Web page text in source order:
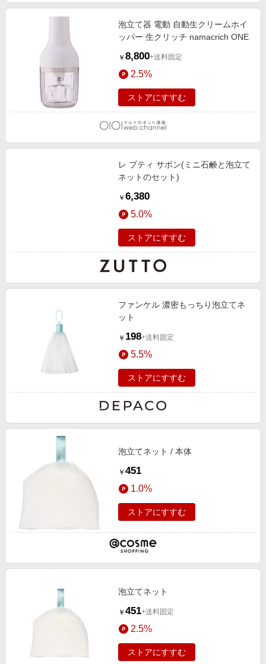
泡立て器 電動 自動生クリームホイ
ッパー 生クリッチ namacrich ONE
￥ 8,800+送料固定
2.5%
ストアにすすむ
レ プティ サボン(ミニ石鹸と泡立て
ネットのセット)
￥ 6,380
5.0%
ストアにすすむ
ファンケル 濃密もっちり泡立てネ
ット
￥ 198+送料固定
5.5%
ストアにすすむ
泡立てネット / 本体
￥ 451
1.0%
ストアにすすむ
泡立てネット
￥ 451+送料固定
2.5%
ストアにすすむ